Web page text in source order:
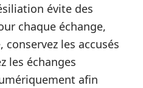
évite des
chaque échange,
conservez les accusés
les échanges
afin